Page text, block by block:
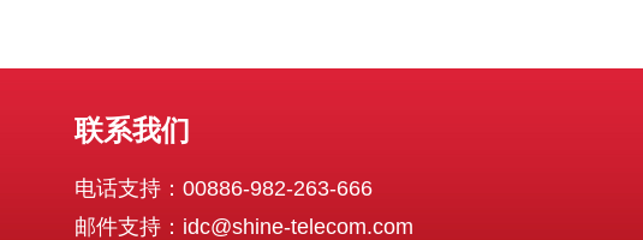
联系我们
电话支持：00886-982-263-666
邮件支持：idc@shine-telecom.com